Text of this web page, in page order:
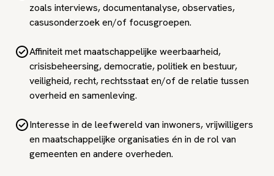
zoals interviews, documentanalyse, observaties,
casusonderzoek en/of focusgroepen.
Affiniteit met maatschappelijke weerbaarheid,
crisisbeheersing, democratie, politiek en bestuur,
veiligheid, recht, rechtsstaat en/of de relatie tussen
overheid en samenleving.
Interesse in de leefwereld van inwoners, vrijwilligers
en maatschappelijke organisaties én in de rol van
gemeenten en andere overheden.